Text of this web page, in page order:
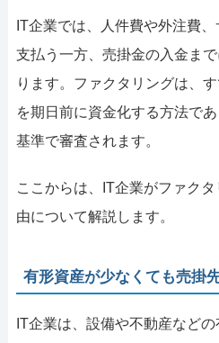
IT企業では、人件費や外注費
支払う一方、売掛金の入金ま
ります。ファクタリングは、
を期日前に資金化する方法で
基準で審査されます。
ここからは、IT企業がファク
由について解説します。
有形資産が少なくても売掛
IT企業は、設備や不動産など